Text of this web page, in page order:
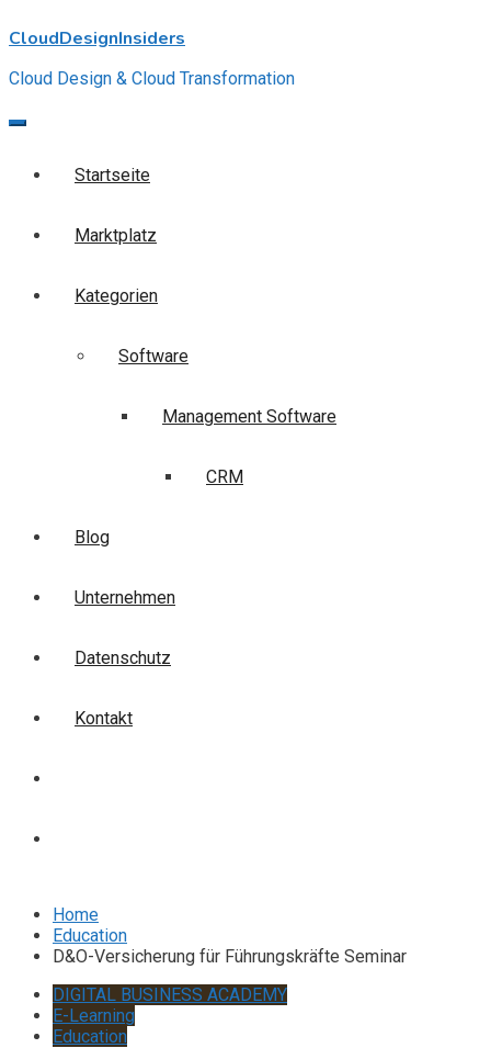
to
CloudDesignInsiders
Cloud Design & Cloud Transformation
Startseite
Marktplatz
Kategorien
Software
Management Software
CRM
Blog
Unternehmen
Datenschutz
Kontakt
Home
Education
D&O-Versicherung für Führungskräfte Seminar
DIGITAL BUSINESS ACADEMY
E-Learning
Education